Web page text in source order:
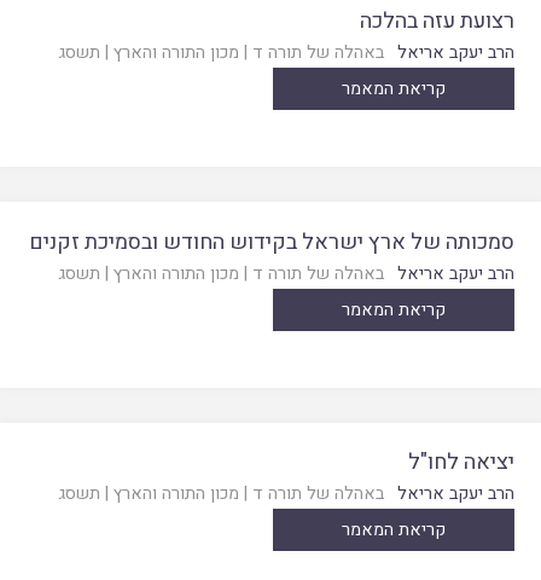
רצועת עזה בהלכה
הרב יעקב אריאל באהלה של תורה ד | מכון התורה והארץ | תשסג
קריאת המאמר
סמכותה של ארץ ישראל בקידוש החודש ובסמיכת זקנים
הרב יעקב אריאל באהלה של תורה ד | מכון התורה והארץ | תשסג
קריאת המאמר
יציאה לחו"ל
הרב יעקב אריאל באהלה של תורה ד | מכון התורה והארץ | תשסג
קריאת המאמר